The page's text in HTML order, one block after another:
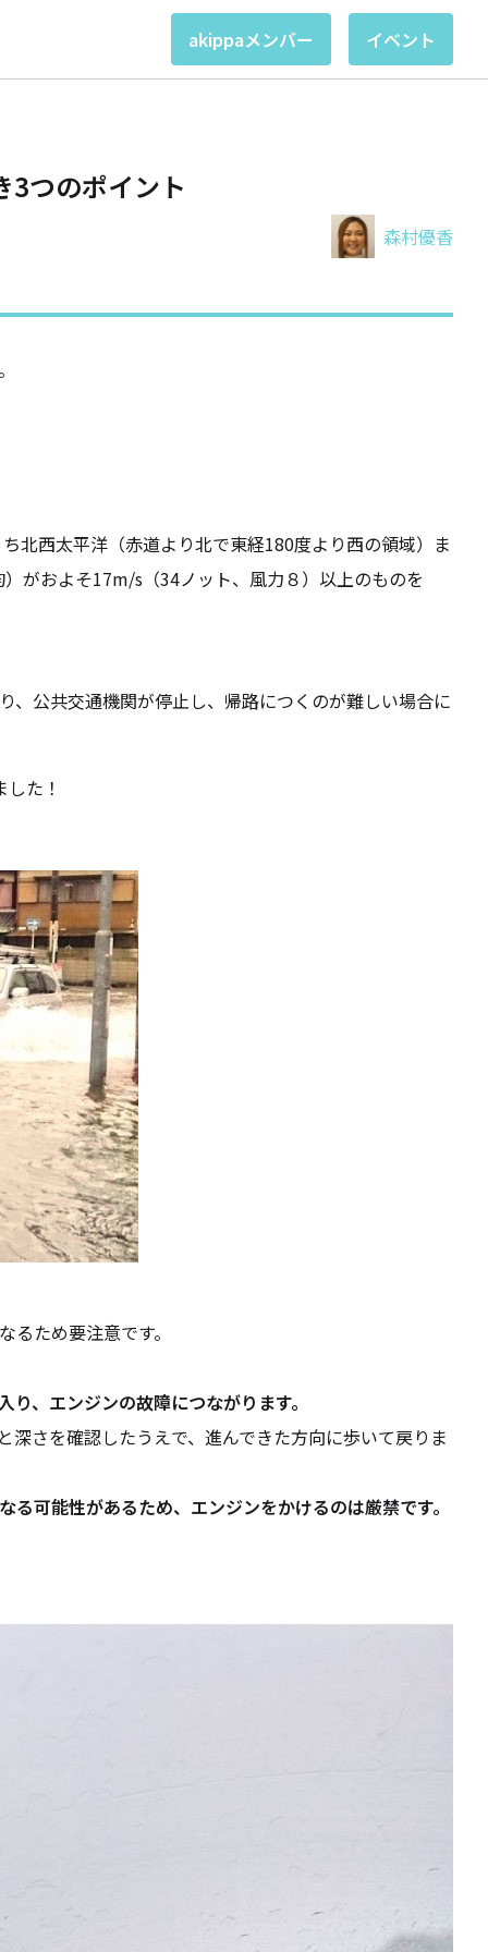
akippaメンバー イベント
3つのポイント
森村優香
北西太平洋（赤道より北で東経180度より西の領域）ま
がおよそ17m/s（34ノット、風力８）以上のものを
、公共交通機関が停止し、帰路につくのが難しい場合に
た！
ため要注意です。
、エンジンの故障につながります。
さを確認したうえで、進んできた方向に歩いて戻りま
可能性があるため、エンジンをかけるのは厳禁です。